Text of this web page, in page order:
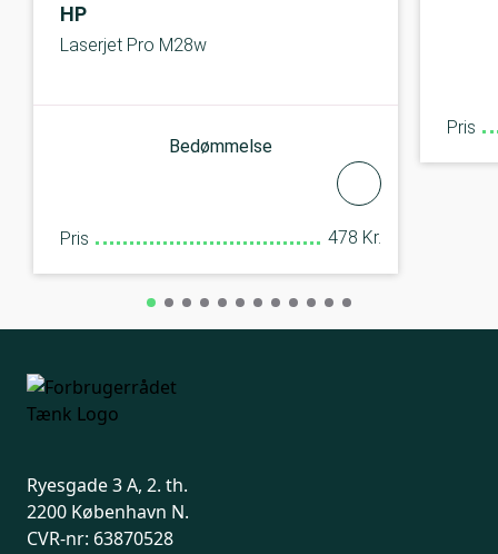
HP
Laserjet Pro M28w
Bedømmelse
Pris 478 Kr.
Pris
Ryesgade 3 A, 2. th.
2200 København N.
CVR-nr: 63870528